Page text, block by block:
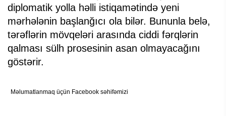
diplomatik yolla həlli istiqamətində yeni
mərhələnin başlanğıcı ola bilər. Bununla belə,
tərəflərin mövqeləri arasında ciddi fərqlərin
qalması sülh prosesinin asan olmayacağını
göstərir.
Məlumatlanmaq üçün Facebook səhifəmizi